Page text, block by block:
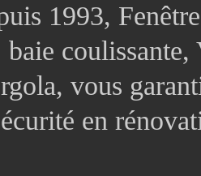
1993,
baie
vous
en